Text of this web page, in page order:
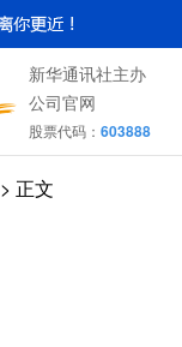
新华通讯社主办
公司官网
股票代码： 603888
> 正文